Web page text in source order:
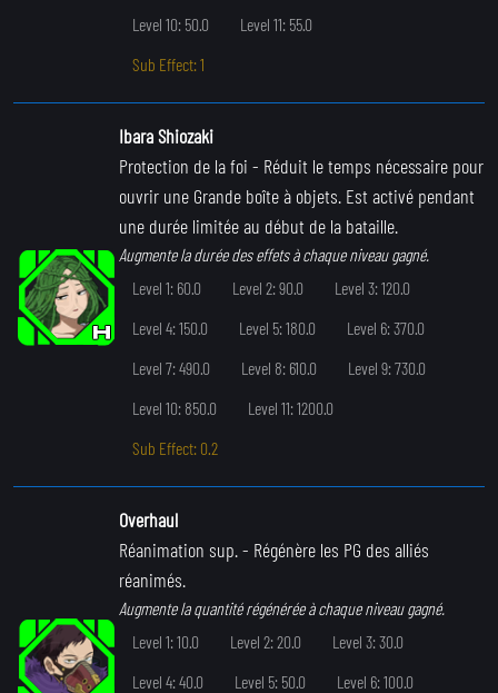
Level 10: 50.0
Level 11: 55.0
Sub Effect: 1
Ibara Shiozaki
Protection de la foi - Réduit le temps nécessaire pour
ouvrir une Grande boîte à objets. Est activé pendant
une durée limitée au début de la bataille.
Augmente la durée des effets à chaque niveau gagné.
Level 1: 60.0
Level 2: 90.0
Level 3: 120.0
Level 4: 150.0
Level 5: 180.0
Level 6: 370.0
Level 7: 490.0
Level 8: 610.0
Level 9: 730.0
Level 10: 850.0
Level 11: 1200.0
Sub Effect: 0.2
Overhaul
Réanimation sup.- Régénère les PG des alliés
réanimés.
Augmente la quantité régénérée à chaque niveau gagné.
Level 1: 10.0
Level 2: 20.0
Level 3: 30.0
Level 4: 40.0
Level 5: 50.0
Level 6: 100.0